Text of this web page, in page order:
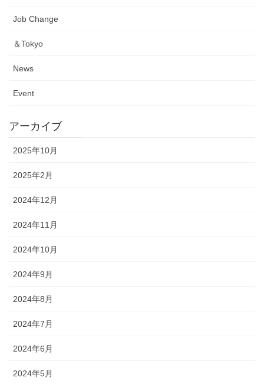
Job Change
＆Tokyo
News
Event
アーカイブ
2025年10月
2025年2月
2024年12月
2024年11月
2024年10月
2024年9月
2024年8月
2024年7月
2024年6月
2024年5月